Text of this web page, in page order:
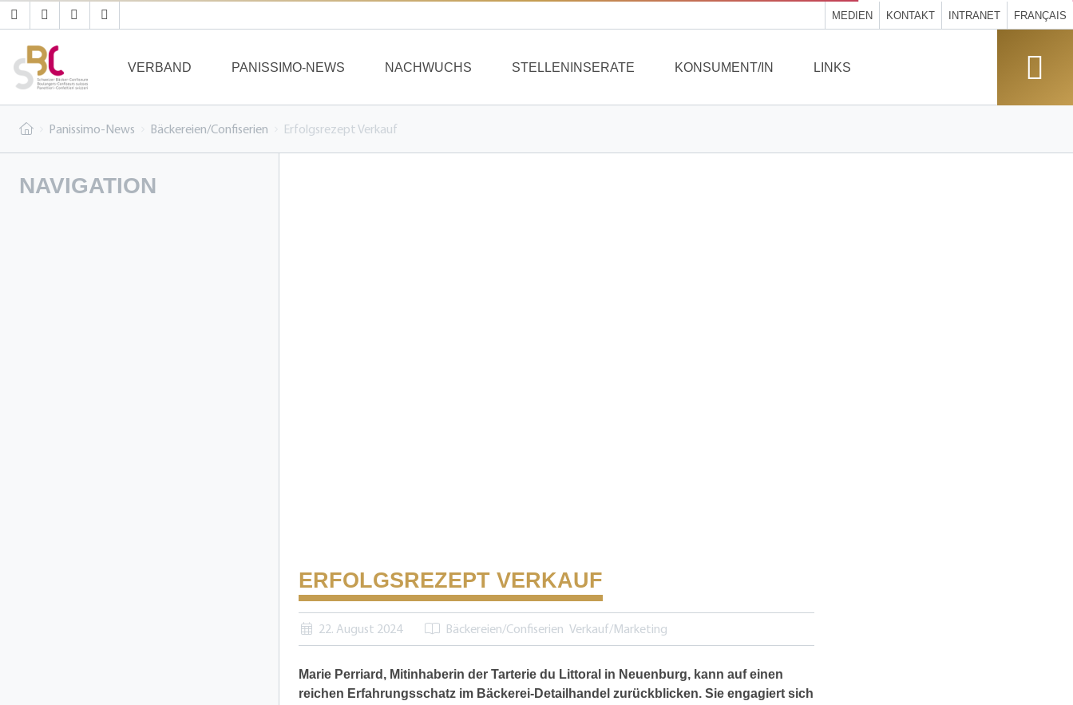
MEDIEN KONTAKT INTRANET FRANÇAIS
VERBAND PANISSIMO-NEWS NACHWUCHS STELLENINSERATE KONSUMENT/IN LINKS
Panissimo-News Bäckereien/Confiserien Erfolgsrezept Verkauf
NAVIGATION
ERFOLGSREZEPT VERKAUF
22. August 2024 Bäckereien/Confiserien Verkauf/Marketing
Marie Perriard, Mitinhaberin der Tarterie du Littoral in Neuenburg, kann auf einen
reichen Erfahrungsschatz im Bäckerei-Detailhandel zurückblicken. Sie engagiert sich